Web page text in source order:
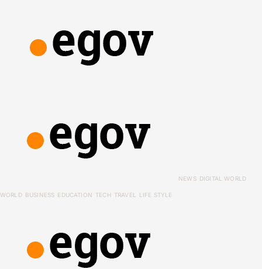
NEWS DIGITAL WORLD
WORLD BUSINESS EDUCATION TECH TRAVEL LIFE STYLE